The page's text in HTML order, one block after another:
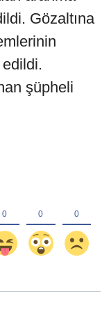
Gözaltına
şüpheli